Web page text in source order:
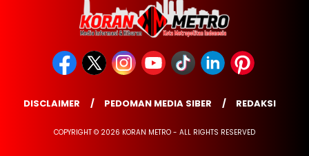
DISCLAIMER PEDOMAN MEDIA SIBER REDAKSI
COPYRIGHT © 2026 KORAN METRO - ALL RIGHTS RESERVED